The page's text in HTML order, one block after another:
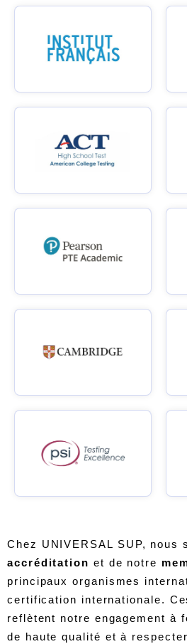
Chez UNIVERSAL SUP, nous
accréditation et de notre
principaux organismes
certification internationale.
reflètent notre engagement à
de haute qualité et à